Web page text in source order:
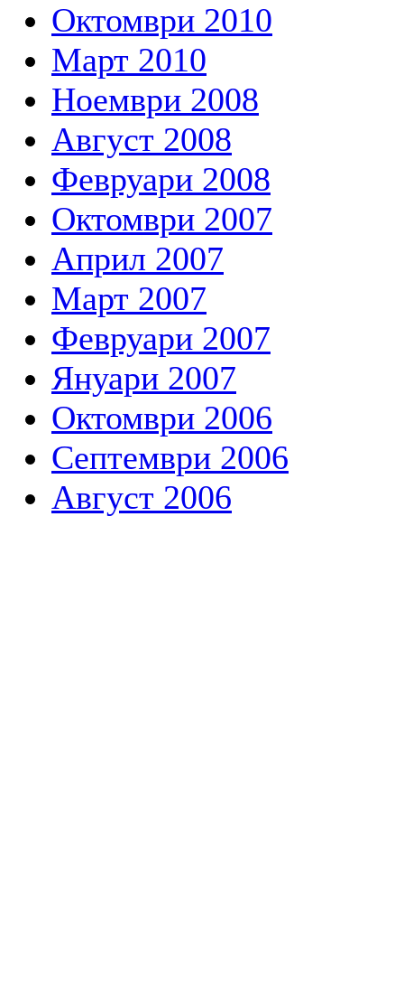
Октомври 2010
Март 2010
Ноември 2008
Август 2008
Февруари 2008
Октомври 2007
Април 2007
Март 2007
Февруари 2007
Януари 2007
Октомври 2006
Септември 2006
Август 2006